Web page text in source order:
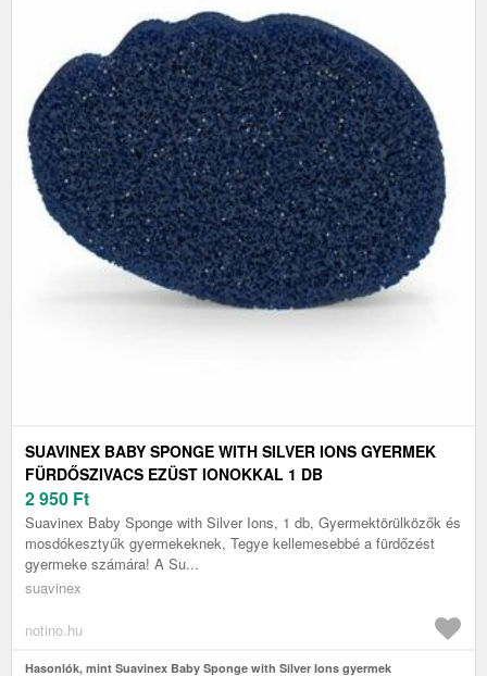
SUAVINEX BABY SPONGE WITH SILVER IONS GYERMEK
FÜRDŐSZIVACS EZÜST IONOKKAL 1 DB
2 950 Ft
Suavinex Baby Sponge with Silver Ions, 1 db, Gyermektörülközők és
mosdókesztyűk gyermekeknek, Tegye kellemesebbé a fürdőzést
gyermeke számára! A Su...
suavinex
notino.hu
Hasonlók, mint Suavinex Baby Sponge with Silver Ions gyermek